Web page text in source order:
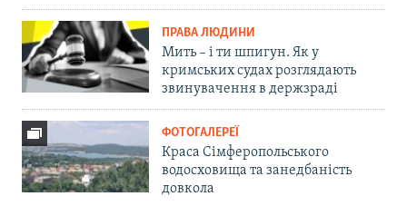
ПРАВА ЛЮДИНИ
Мить – і ти шпигун. Як у
кримських судах розглядають
звинувачення в держзраді
ФОТОГАЛЕРЕЇ
Краса Сімферопольського
водосховища та занедбаність
довкола